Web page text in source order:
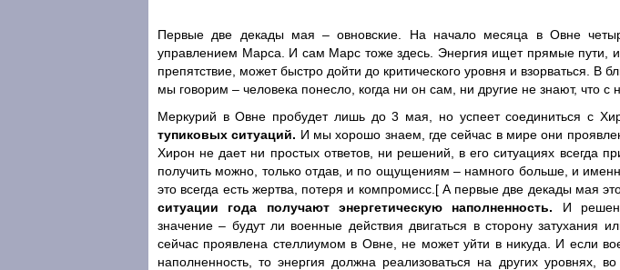
Первые две декады мая – овновские. На начало месяца в Овне
управлением Марса. И сам Марс тоже здесь. Энергия ищет прямые пути,
препятствие, может быстро дойти до критического уровня и взорваться. В
мы говорим – человека понесло, когда ни он сам, ни другие не знают, что с
Меркурий в Овне пробудет лишь до 3 мая, но успеет соединиться с
тупиковых ситуаций. И мы хорошо знаем, где сейчас в мире они
Хирон не дает ни простых ответов, ни решений, в его ситуациях всегда
получить можно, только отдав, и по ощущениям – намного больше, и
это всегда есть жертва, потеря и компромисс.[ А первые две декады мая
ситуации года получают энергетическую наполненность. И
значение – будут ли военные действия двигаться в сторону затухания
сейчас проявлена стеллиумом в Овне, не может уйти в никуда. И если
наполненность, то энергия должна реализоваться на других уровнях,